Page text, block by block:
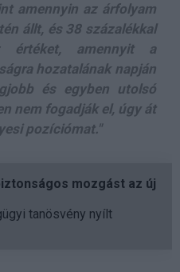
amennyin az árfolyam
állt, és 38 százalékkal
amennyit a
hozatalának napján
és egyben utolsó
nem fogadják el, úgy át
pozíciómat."
mozgást az új
tanösvény nyílt